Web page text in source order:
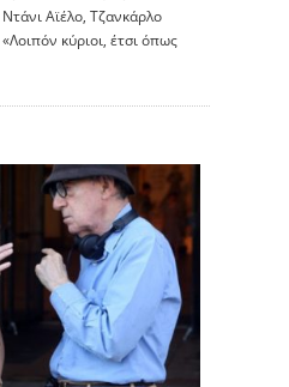
Αϊέλο, Τζανκάρλο
κύριοι, έτσι όπως